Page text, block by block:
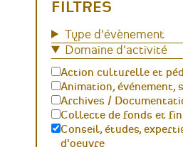
FILTRES
Type d'évènement
Domaine d'activité
Action culturelle et
Animation, événement,
Archives /
Collecte de fonds et
Conseil, études,
d'oeuvre